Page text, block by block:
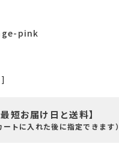
pink
短お届け日と送料】
ートに入れた後に指定できます）